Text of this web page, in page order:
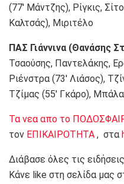
(77′ Μάντζης), Ρίγκις,
Καλτσάς), Μιριτέλο
ΠΑΣ Γιάννινα (Θανάσης
Τσαούσης, Παντελάκης,
Ριένστρα (73′ Λιάσος),
Τζίμας (55′ Γκάρο),
Τα νεα απο το
τον ΕΠΙΚΑΙΡΟΤΗΤΑ , στα
Διάβασε όλες τις
Κάνε like στη σελίδα μας